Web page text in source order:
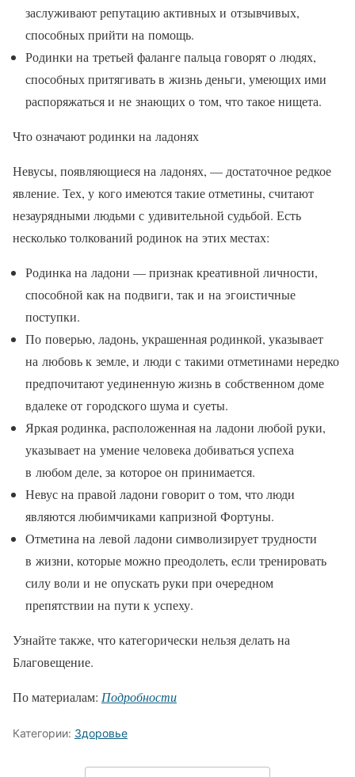
заслуживают репутацию активных и отзывчивых,
способных прийти на помощь.
Родинки на третьей фаланге пальца говорят о людях,
способных притягивать в жизнь деньги, умеющих ими
распоряжаться и не знающих о том, что такое нищета.
Что означают родинки на ладонях
Невусы, появляющиеся на ладонях, — достаточное редкое
явление. Тех, у кого имеются такие отметины, считают
незаурядными людьми с удивительной судьбой. Есть
несколько толкований родинок на этих местах:
Родинка на ладони — признак креативной личности,
способной как на подвиги, так и на эгоистичные
поступки.
По поверью, ладонь, украшенная родинкой, указывает
на любовь к земле, и люди с такими отметинами нередко
предпочитают уединенную жизнь в собственном доме
вдалеке от городского шума и суеты.
Яркая родинка, расположенная на ладони любой руки,
указывает на умение человека добиваться успеха
в любом деле, за которое он принимается.
Невус на правой ладони говорит о том, что люди
являются любимчиками капризной Фортуны.
Отметина на левой ладони символизирует трудности
в жизни, которые можно преодолеть, если тренировать
силу воли и не опускать руки при очередном
препятствии на пути к успеху.
Узнайте также, что категорически нельзя делать на
Благовещение.
По материалам: Подробности
Категории: Здоровье